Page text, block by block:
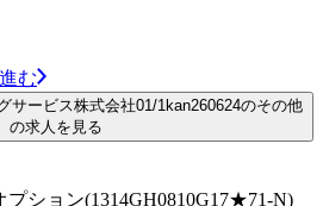
む
サービス株式会社01/1kan260624のその他
の求人を見る
ション(1314GH0810G17★71-N)